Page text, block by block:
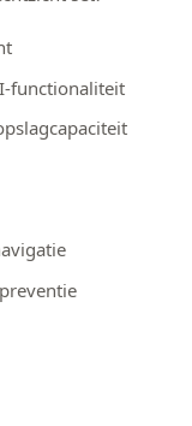
functionaliteit